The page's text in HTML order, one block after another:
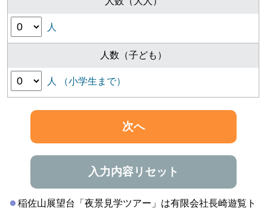
人
人数（子ども）
人 （小学生まで）
次へ
入力内容リセット
稲佐山展望台「夜景見学ツアー」は有限会社長崎遊覧ト